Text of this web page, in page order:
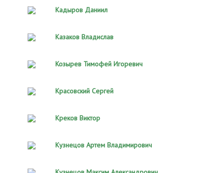
Кадыров Даниил
Казаков Владислав
Козырев Тимофей Игоревич
Красовский Сергей
Креков Виктор
Кузнецов Артем Владимирович